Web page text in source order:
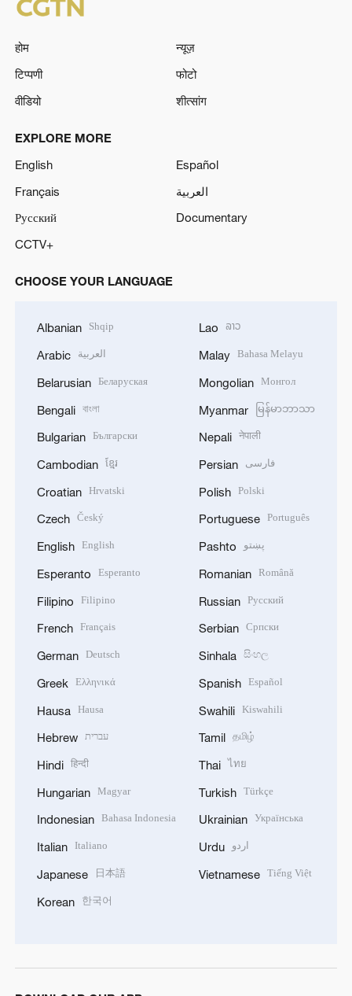
होम
न्यूज़
टिप्पणी
फोटो
वीडियो
शीत्सांग
EXPLORE MORE
English
Español
Français
العربية
Русский
Documentary
CCTV+
CHOOSE YOUR LANGUAGE
Albanian Shqip
Arabic العربية
Belarusian Беларуская
Bengali বাংলা
Bulgarian Български
Cambodian ខ្មែរ
Croatian Hrvatski
Czech Český
English English
Esperanto Esperanto
Filipino Filipino
French Français
German Deutsch
Greek Ελληνικά
Hausa Hausa
Hebrew עברית
Hindi हिन्दी
Hungarian Magyar
Indonesian Bahasa Indonesia
Italian Italiano
Japanese 日本語
Korean 한국어
Lao ລາວ
Malay Bahasa Melayu
Mongolian Монгол
Myanmar မြန်မာဘာသာ
Nepali नेपाली
Persian فارسی
Polish Polski
Portuguese Português
Pashto پښتو
Romanian Română
Russian Русский
Serbian Српски
Sinhala සිංහල
Spanish Español
Swahili Kiswahili
Tamil தமிழ்
Thai ไทย
Turkish Türkçe
Ukrainian Українська
Urdu اردو
Vietnamese Tiếng Việt